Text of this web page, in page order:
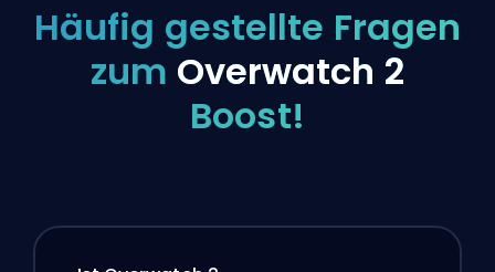
Häufig gestellte Fragen
zum Overwatch 2
Boost!